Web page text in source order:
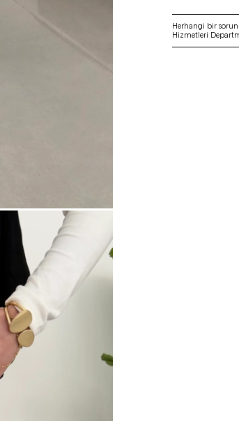
Herhangi bir
Hizmetleri